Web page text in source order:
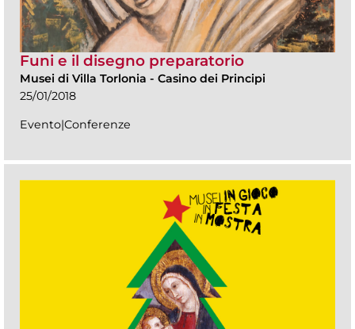
Funi e il disegno preparatorio
Musei di Villa Torlonia - Casino dei Principi
25/01/2018
Evento|Conferenze